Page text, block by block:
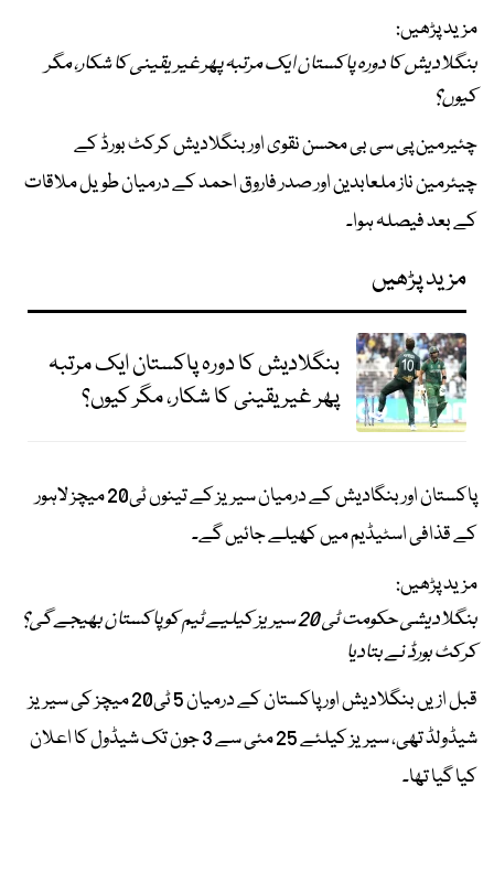
مزید پڑھیں:
بنگلادیش کا دورہ پاکستان ایک مرتبہ پھر غیریقینی کا شکار، مگر
کیوں؟
چئیرمین پی سی بی محسن نقوی اور بنگلادیش کرکٹ بورڈ کے
چیئرمین ناز ملعابدین اور صدر فاروق احمد کے درمیان طویل ملاقات
کے بعد فیصلہ ہوا۔
مزید پڑھیں
بنگلادیش کا دورہ پاکستان ایک مرتبہ
پھر غیریقینی کا شکار، مگر کیوں؟
پاکستان اور بنگادیش کے درمیان سیریز کے تینوں ٹی20 میچز لاہور
کے قذافی اسٹیڈیم میں کھیلے جائیں گے۔
مزید پڑھیں:
بنگلادیشی حکومت ٹی 20 سیریز کیلیے ٹیم کو پاکستان بھیجے گی؟
کرکٹ بورڈ نے بتادیا
قبل ازیں بنگلادیش اور پاکستان کے درمیان 5 ٹی20 میچز کی سیریز
شیڈولڈ تھی، سیریز کیلئے 25 مئی سے 3 جون تک شیڈول کا اعلان
کیا گیا تھا۔